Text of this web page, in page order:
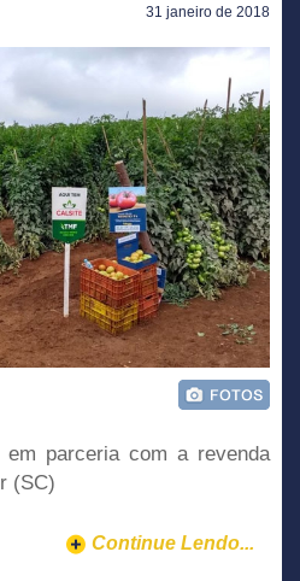
31 janeiro de 2018
parceria com a revenda
(SC)
Continue Lendo...